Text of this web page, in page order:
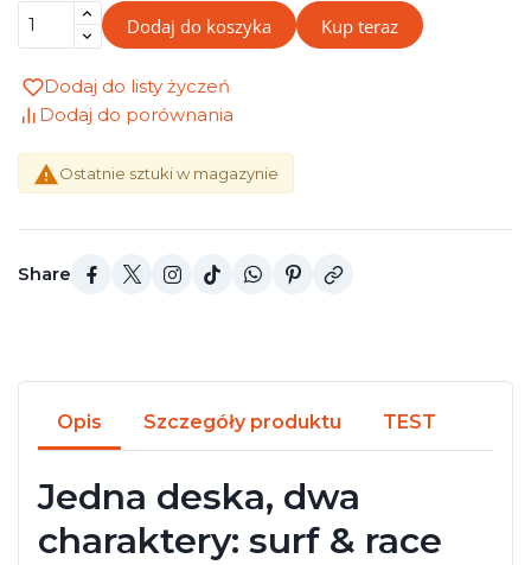
Dodaj do koszyka Kup teraz
Dodaj do listy życzeń
Dodaj do porównania
Ostatnie sztuki w magazynie
Share
Opis Szczegóły produktu TEST
Jedna deska, dwa
charaktery: surf & race